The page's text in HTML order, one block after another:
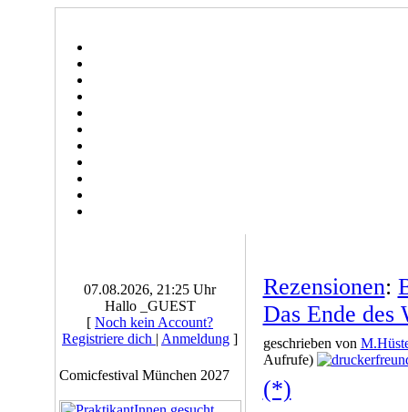
07.08.2026, 21:25 Uhr
Hallo _GUEST
[ Noch kein Account?
Registriere dich | Anmeldung ]
Comicfestival München 2027
Rezensionen:
Das Ende des
geschrieben von
Aufrufe)
(*)